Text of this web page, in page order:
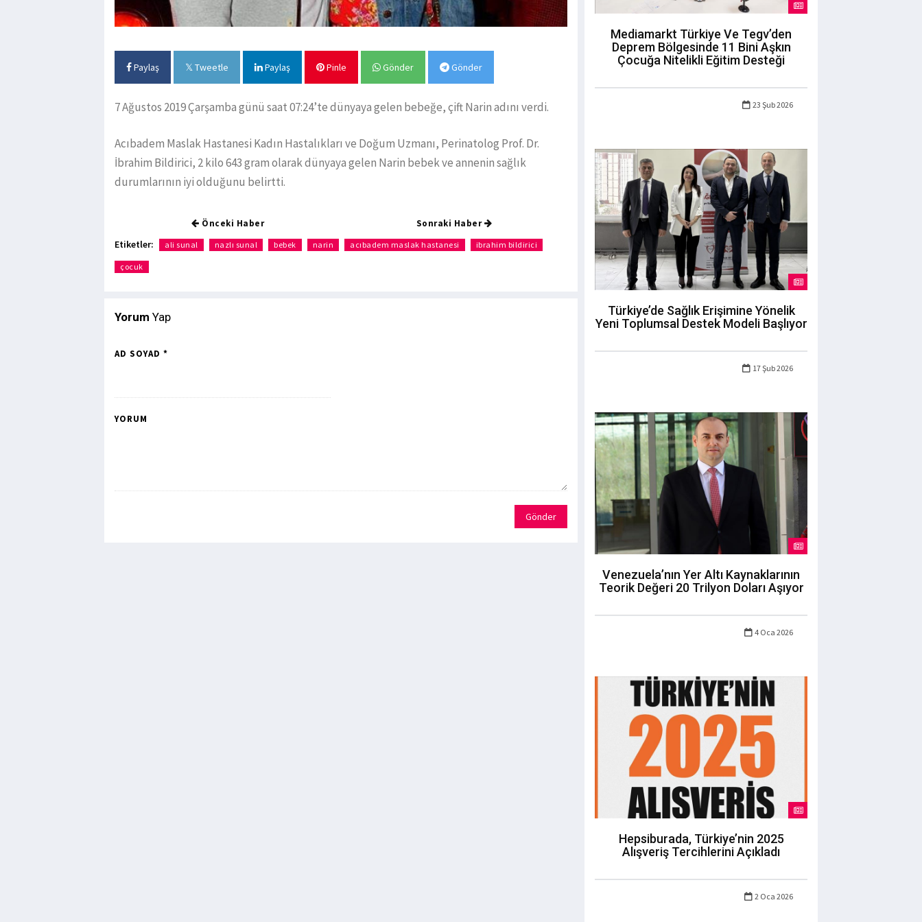
Paylaş Tweetle Paylaş Pinle Gönder Gönder
7 Ağustos 2019 Çarşamba günü saat 07:24’te dünyaya gelen bebeğe, çift Narin adını verdi.
Acıbadem Maslak Hastanesi Kadın Hastalıkları ve Doğum Uzmanı, Perinatolog Prof. Dr.
İbrahim Bildirici, 2 kilo 643 gram olarak dünyaya gelen Narin bebek ve annenin sağlık
durumlarının iyi olduğunu belirtti.
Önceki Haber Sonraki Haber
Etiketler: ali sunal nazlı sunal bebek narin acıbadem maslak hastanesi ibrahim bildirici
çocuk
Yorum Yap
AD SOYAD *
YORUM
Gönder
Mediamarkt Türkiye Ve Tegv’den
Deprem Bölgesinde 11 Bini Aşkın
Çocuğa Nitelikli Eğitim Desteği
23 Şub 2026
Türkiye’de Sağlık Erişimine Yönelik
Yeni Toplumsal Destek Modeli Başlıyor
17 Şub 2026
Venezuela’nın Yer Altı Kaynaklarının
Teorik Değeri 20 Trilyon Doları Aşıyor
4 Oca 2026
Hepsiburada, Türkiye’nin 2025
Alışveriş Tercihlerini Açıkladı
2 Oca 2026